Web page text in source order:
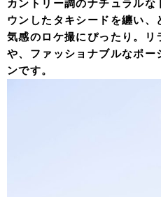
カントリー調のナチュラル
ウンしたタキシードを纏い
気感のロケ撮にぴったり。
や、ファッショナブルなポー
ンです。